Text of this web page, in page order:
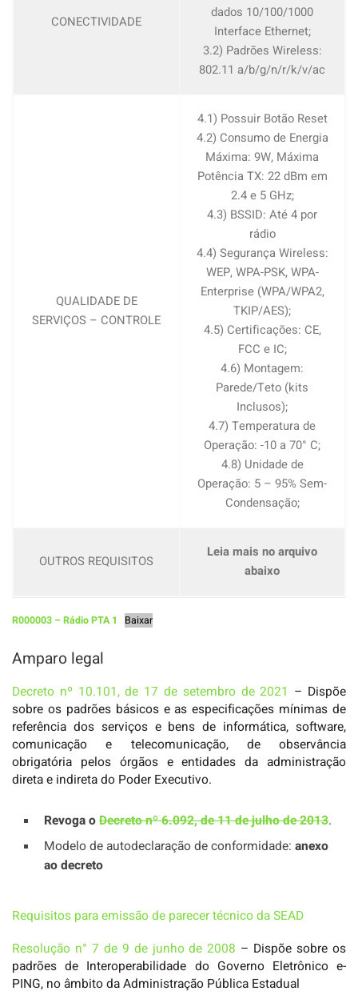
CONECTIVIDADE
dados 10/100/1000
Interface Ethernet;
3.2) Padrões Wireless:
802.11 a/b/g/n/r/k/v/ac
QUALIDADE DE
SERVIÇOS – CONTROLE
4.1) Possuir Botão Reset
4.2) Consumo de Energia
Máxima: 9W, Máxima
Potência TX: 22 dBm em
2.4 e 5 GHz;
4.3) BSSID: Até 4 por
rádio
4.4) Segurança Wireless:
WEP, WPA-PSK, WPA-
Enterprise (WPA/WPA2,
TKIP/AES);
4.5) Certificações: CE,
FCC e IC;
4.6) Montagem:
Parede/Teto (kits
Inclusos);
4.7) Temperatura de
Operação: -10 a 70° C;
4.8) Unidade de
Operação: 5 – 95% Sem-
Condensação;
OUTROS REQUISITOS
Leia mais no arquivo
abaixo
R000003 – Rádio PTA 1 Baixar
Amparo legal
Decreto nº 10.101, de 17 de setembro de 2021 – Dispõe
sobre os padrões básicos e as especificações mínimas de
referência dos serviços e bens de informática, software,
comunicação e telecomunicação, de observância
obrigatória pelos órgãos e entidades da administração
direta e indireta do Poder Executivo.
Revoga oDecreto nº 6.092, de 11 de julho de 2013.
Modelo de autodeclaração de conformidade: anexo
ao decreto
Requisitos para emissão de parecer técnico da SEAD
Resolução n° 7 de 9 de junho de 2008 – Dispõe sobre os
padrões de Interoperabilidade do Governo Eletrônico e-
PING, no âmbito da Administração Pública Estadual